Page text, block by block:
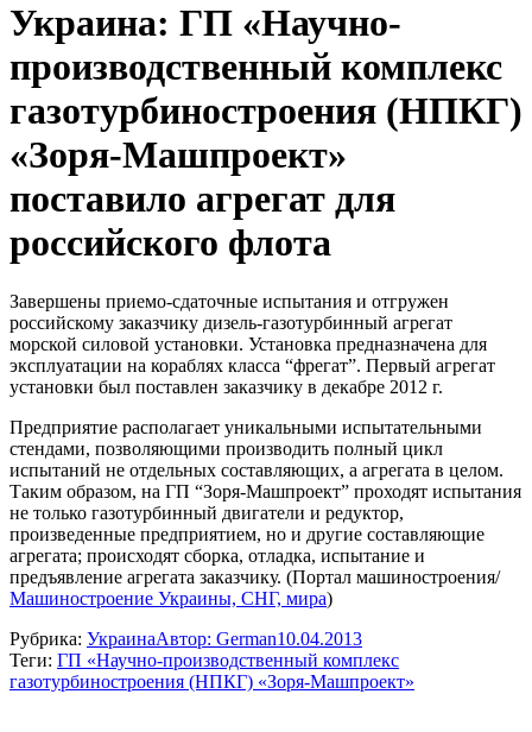
Украина: ГП «Научно-
производственный комплекс
газотурбиностроения (НПКГ)
«Зоря-Машпроект»
поставило агрегат для
российского флота
Завершены приемо-сдаточные испытания и отгружен
российскому заказчику дизель-газотурбинный агрегат
морской силовой установки. Установка предназначена для
эксплуатации на кораблях класса “фрегат”. Первый агрегат
установки был поставлен заказчику в декабре 2012 г.
Предприятие располагает уникальными испытательными
стендами, позволяющими производить полный цикл
испытаний не отдельных составляющих, а агрегата в целом.
Таким образом, на ГП “Зоря-Машпроект” проходят испытания
не только газотурбинный двигатели и редуктор,
произведенные предприятием, но и другие составляющие
агрегата; происходят сборка, отладка, испытание и
предъявление агрегата заказчику. (Портал машиностроения/
Машиностроение Украины, СНГ, мира)
Рубрика: УкраинаАвтор: German10.04.2013
Теги: ГП «Научно-производственный комплекс
газотурбиностроения (НПКГ) «Зоря-Машпроект»